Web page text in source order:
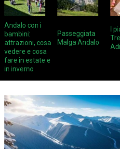
Andalo con i
bambini:
attrazioni, cosa
vedere e cosa
fare in estate e
in inverno
Passeggiata
Malga Andalo
I